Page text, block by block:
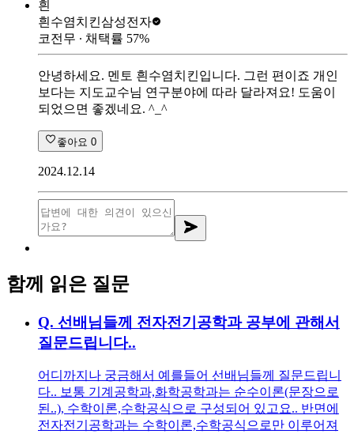
흰
흰수염치킨삼성전자
코전무 ∙ 채택률 57%
안녕하세요. 멘토 흰수염치킨입니다. 그런 편이죠 개인
보다는 지도교수님 연구분야에 따라 달라져요! 도움이
되었으면 좋겠네요. ^_^
좋아요 0
2024.12.14
함께 읽은 질문
Q. 선배님들께 전자전기공학과 공부에 관해서
질문드립니다..
어디까지나 궁금해서 예를들어 선배님들께 질문드립니
다.. 보통 기계공학과,화학공학과는 순수이론(문장으로
된..), 수학이론,수학공식으로 구성되어 있고요.. 반면에
전자전기공학과는 수학이론,수학공식으로만 이루어져